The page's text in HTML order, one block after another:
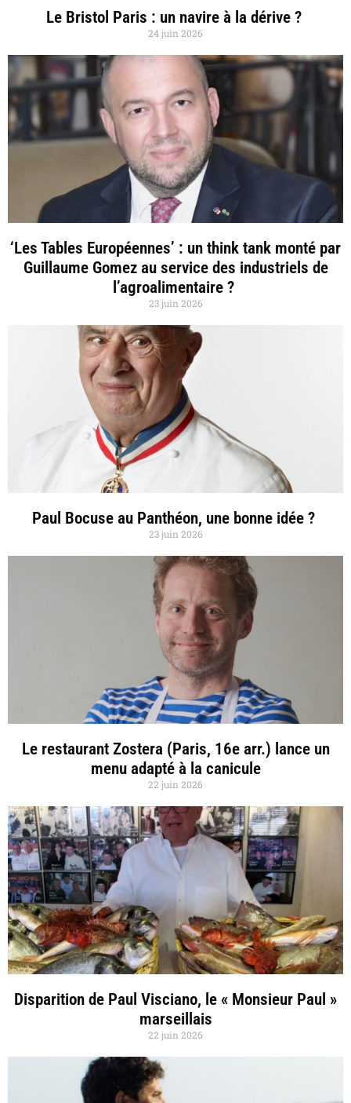
Le Bristol Paris : un navire à la dérive ?
24 juin 2026
‘Les Tables Européennes’ : un think tank monté par
Guillaume Gomez au service des industriels de
l’agroalimentaire ?
23 juin 2026
Paul Bocuse au Panthéon, une bonne idée ?
23 juin 2026
Le restaurant Zostera (Paris, 16e arr.) lance un
menu adapté à la canicule
22 juin 2026
Disparition de Paul Visciano, le « Monsieur Paul »
marseillais
22 juin 2026